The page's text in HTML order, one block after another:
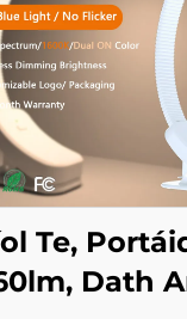
Te,
Dath